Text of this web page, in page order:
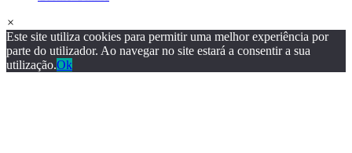
×
Este site utiliza cookies para permitir uma melhor experiência por
parte do utilizador. Ao navegar no site estará a consentir a sua
utilização.Ok